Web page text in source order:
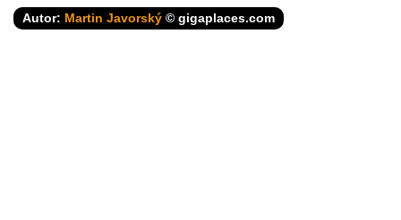
Autor: Martin Javorský © gigaplaces.com